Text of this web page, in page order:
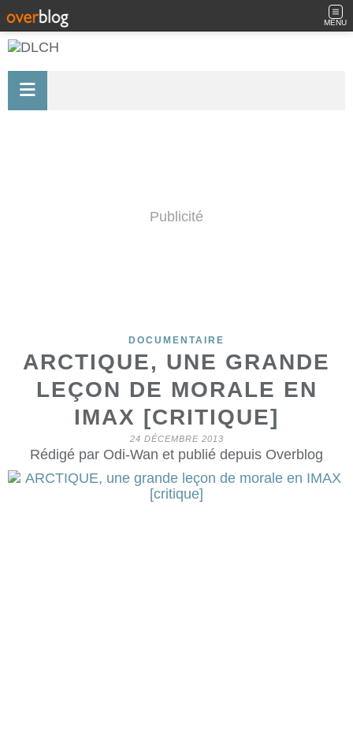
MENU
Publicité
DOCUMENTAIRE
ARCTIQUE, UNE GRANDE
LEÇON DE MORALE EN
IMAX [CRITIQUE]
24 DÉCEMBRE 2013
Rédigé par Odi-Wan et publié depuis Overblog